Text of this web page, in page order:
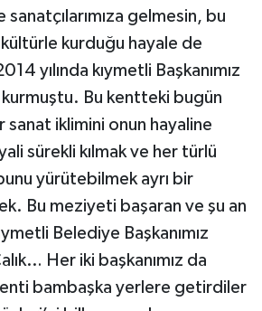
sanatçılarımıza gelmesin, bu
kurduğu hayale de
yılında kıymetli Başkanımız
Bu kentteki bugün
iklimini onun hayaline
sürekli kılmak ve her türlü
yürütebilmek ayrı bir
Bu meziyeti başaran ve şu an
Belediye Başkanımız
Her iki başkanımız da
bambaşka yerlere getirdiler